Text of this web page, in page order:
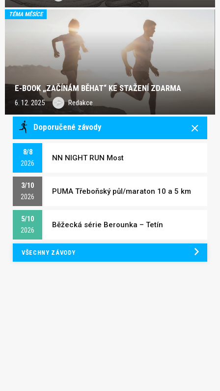
TÉMA MĚSÍCE
E-BOOK „ZAČÍNÁM BĚHAT“ KE STAŽENÍ ZDARMA
6. 12. 2025 Redakce
Doporučené závody
8/8
2026
NN NIGHT RUN Most
3/10
2026
PUMA Třeboňský půl/maraton 10 a 5 km
5/10
2026
Běžecká série Berounka – Tetín
VŠECHNY ZÁVODY